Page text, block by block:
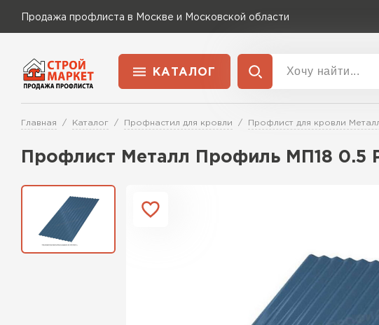
Продажа профлиста в Москве и Московской области
КАТАЛОГ
Применение
Для забора
Главная Каталог Профнастил для кровли Профлист для кровли
Профлист Металл Профиль МП18 0.5